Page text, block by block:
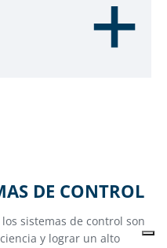
DE CONTROL
sistemas de control son
y lograr un alto